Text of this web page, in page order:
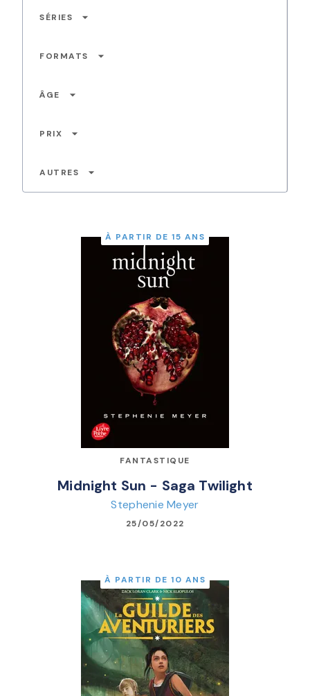
SÉRIES arrow_drop_down
FORMATS arrow_drop_down
ÂGE arrow_drop_down
PRIX arrow_drop_down
AUTRES arrow_drop_down
À PARTIR DE 15 ANS
FANTASTIQUE
Midnight Sun - Saga Twilight
Stephenie Meyer
25/05/2022
À PARTIR DE 10 ANS